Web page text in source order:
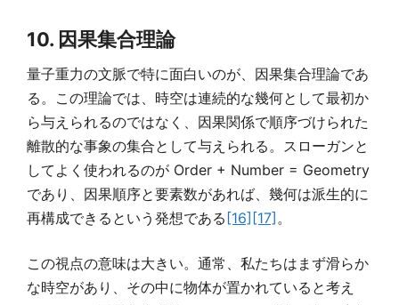
10. 因果集合理論
量子重力の文脈で特に面白いのが、因果集合理論であ
る。この理論では、時空は連続的な幾何として最初か
ら与えられるのではなく、因果関係で順序づけられた
離散的な事象の集合として与えられる。スローガンと
してよく使われるのが Order + Number = Geometry
であり、因果順序と要素数があれば、幾何は派生的に
再構成できるという発想である[16][17] 。
この視点の意味は大きい。通常、私たちはまず滑らか
な時空があり、その中に物体が置かれていると考え